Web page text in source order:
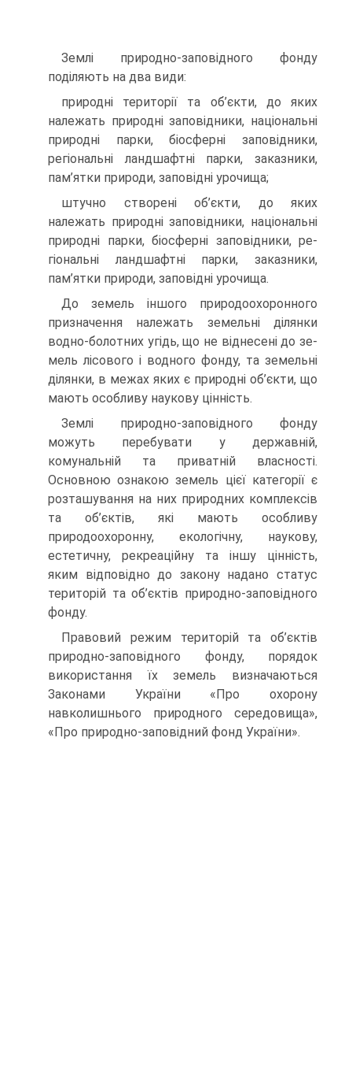
Землі природно-заповідного фонду
поділяють на два види:
природні території та об’єкти, до яких
належать природні за­повідники, національні
природні парки, біосферні заповідни­ки,
регіональні ландшафтні парки, заказники,
пам’ятки приро­ди, заповідні урочища;
штучно створені об’єкти, до яких
належать природні заповід­ники, національні
природні парки, біосферні заповідники, ре­
гіональні ландшафтні парки, заказники,
пам’ятки природи, за­повідні урочища.
До земель іншого природоохоронного
призначення належать земельні ділянки
водно-болотних угідь, що не віднесені до зе­
мель лісового і водного фонду, та земельні
ділянки, в межах яких є природні об’єкти, що
мають особливу наукову цінність.
Землі природно-заповідного фонду
можуть перебувати у дер­жавній,
комунальній та приватній власності.
Основною озна­кою земель цієї категорії є
розташування на них природних комплексів
та об’єктів, які мають особливу
природоохоронну, екологічну, наукову,
естетичну, рекреаційну та іншу цінність,
яким відповідно до закону надано статус
територій та об’єктів природно-заповідного
фонду.
Правовий режим територій та об’єктів
природно-заповідного фонду, порядок
використання їх земель визначаються
Закона­ми України «Про охорону
навколишнього природного середови­ща»,
«Про природно-заповідний фонд України».